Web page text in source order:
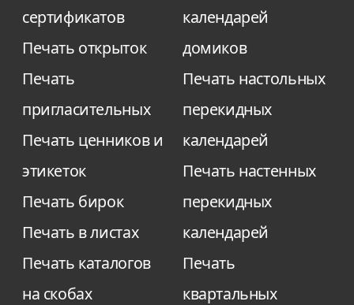
сертификатов
Печать открыток
Печать
пригласительных
Печать ценников и
этикеток
Печать бирок
Печать в листах
Печать каталогов
на скобах
календарей
домиков
Печать настольных
перекидных
календарей
Печать настенных
перекидных
календарей
Печать
квартальных